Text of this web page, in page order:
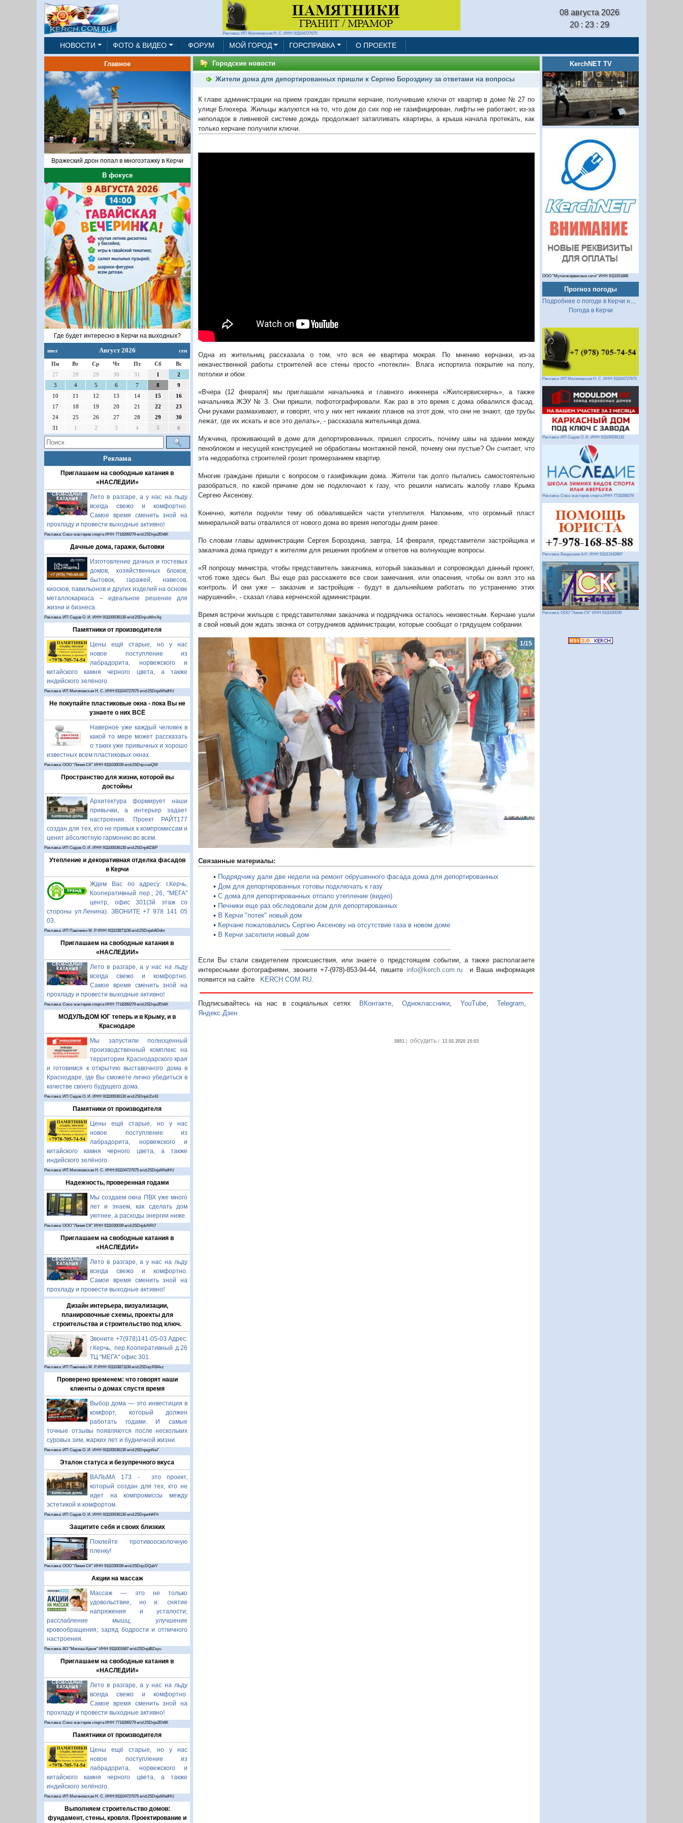
Реклама: ИП Миляновская Н. С. ИНН 911104727675
08 августа 2026
20 : 23 : 30
НОВОСТИ ФОТО & ВИДЕО ФОРУМ МОЙ ГОРОД ГОРСПРАВКА О ПРОЕКТЕ
Главное
Вражеский дрон попал в многоэтажку в Керчи
В фокусе
Где будет интересно в Керчи на выходных?
июл Август 2026 сен
Пн Вт Ср Чт Пт Сб
Вс
27
28 29 30 31 1
2
3
4 5 6 7 8
9
10
11 12 13 14 15
16
17
18 19 20 21 22
23
24
25 26 27 28 29
30
31
1 2 3 4 5 6
Реклама
Приглашаем на свободные катания в
«НАСЛЕДИИ»
Лето в разгаре, а у нас на льду
всегда свежо и комфортно.
Самое время сменить зной на
прохладу и провести выходные активно!
Реклама: Союз мастеров спорта ИНН 7718289279 erid:2SDnje2Eh6K
Дачные дома, гаражи, бытовки
Изготовление дачных и гостевых
домов, хозяйственных блоков,
бытовок, гаражей, навесов,
киосков, павильонов и других изделий на основе
металлокаркаса – идеальное решение для
жизни и бизнеса.
Реклама: ИП Седов О. И. ИНН 911100036130 erid:2SDnjcoMmXq
Памятники от производителя
Цены ещё старые, но у нас
новое поступление из
лабрадорита, норвежского и
китайского камня черного цвета, а также
индийского зелёного.
Реклама: ИП Миляновская Н. С. ИНН:911104727675 erid:2SDnjeWbdHU
Не покупайте пластиковые окна - пока Вы не
узнаете о них ВСЁ
Наверное уже каждый человек в
какой то мере может рассказать
о таких уже привычных и хорошо
известных всем пластиковых окнах.
Реклама: ООО "Линия СК" ИНН 9111030039 erid:2SDnjccooQW
Пространство для жизни, которой вы
достойны
Архитектура формирует наши
привычки, а интерьер задает
настроение. Проект РАЙТ177
создан для тех, кто не привык к компромиссам и
ценит абсолютную гармонию во всем.
Реклама: ИП Седов О. И. ИНН 911100036130 erid:2SDnjd4Z8iP
Утепление и декоративная отделка фасадов
в Керчи
Ждем Вас по адресу: г.Керчь,
Кооперативный пер., 26, "МЕГА"
центр, офис 301(3й этаж со
стороны ул.Ленина). ЗВОНИТЕ +7 978 141 05
03.
Реклама: ИП Павленко М. Р. ИНН 911103871108 erid:2SDnjehADdm
Приглашаем на свободные катания в
«НАСЛЕДИИ»
Лето в разгаре, а у нас на льду
всегда свежо и комфортно.
Самое время сменить зной на
прохладу и провести выходные активно!
Реклама: Союз мастеров спорта ИНН 7718289279 erid:2SDnje2Eh6K
МОДУЛЬДОМ ЮГ теперь и в Крыму, и в
Краснодаре
Мы запустили полноценный
производственный комплекс на
территории Краснодарского края
и готовимся к открытию выставочного дома в
Краснодаре, где Вы сможете лично убедиться в
качестве своего будущего дома.
Реклама: ИП Седов О. И. ИНН 911100036130 erid:2SDnjeLEz43
Памятники от производителя
Цены ещё старые, но у нас
новое поступление из
лабрадорита, норвежского и
китайского камня черного цвета, а также
индийского зелёного.
Реклама: ИП Миляновская Н. С. ИНН:911104727675 erid:2SDnjeWbdHU
Надежность, проверенная годами
Мы создаем окна ПВХ уже много
лет и знаем, как сделать дом
уютнее, а расходы энергии ниже.
Реклама: ООО "Линия СК" ИНН 9111030039 erid:2SDnjdvNRt7
Приглашаем на свободные катания в
«НАСЛЕДИИ»
Лето в разгаре, а у нас на льду
всегда свежо и комфортно.
Самое время сменить зной на
прохладу и провести выходные активно!
Дизайн интерьера, визуализации,
планировочные схемы, проекты для
строительства и строительство под ключ.
Звоните +7(978)141-05-03 Адрес:
г.Керчь, пер.Кооперативный д.26
ТЦ "МЕГА" офис 301.
Реклама: ИП Павленко М. Р. ИНН 911103871108 erid:2SDnjcRB4xz
Проверено временем: что говорят наши
клиенты о домах спустя время
Выбор дома — это инвестиция в
комфорт, который должен
работать годами. И самые
точные отзывы появляются после нескольких
суровых зим, жарких лет и будничной жизни.
Реклама: ИП Седов О. И. ИНН 911100036130 erid:2SDnjegnNa7
Эталон статуса и безупречного вкуса
ВАЛЬМА 173 - это проект,
который создан для тех, кто не
идет на компромиссы между
эстетикой и комфортом.
Реклама: ИП Седов О. И. ИНН 911100036130 erid:2SDnjenhKFh
Защитите себя и своих близких
Поклейте противоосколочную
пленку!
Реклама: ООО "Линия СК" ИНН 9111030039 erid:2SDnjcDQahY
Акции на массаж
Массаж — это не только
удовольствие, но и: снятие
напряжения и усталости;
расслабление мышц; улучшение
кровообращения; заряд бодрости и отличного
настроения.
Реклама: АО "Москва-Крым" ИНН 9111001687 erid:2SDnjdBZsyu
Приглашаем на свободные катания в
«НАСЛЕДИИ»
Лето в разгаре, а у нас на льду
всегда свежо и комфортно.
Самое время сменить зной на
прохладу и провести выходные активно!
Реклама: Союз мастеров спорта ИНН 7718289279 erid:2SDnje2Eh6K
Памятники от производителя
Цены ещё старые, но у нас
новое поступление из
лабрадорита, норвежского и
китайского камня черного цвета, а также
индийского зелёного.
Реклама: ИП Миляновская Н. С. ИНН:911104727675 erid:2SDnjeWbdHU
Выполняем строительство домов:
фундамент, стены, кровля. Проектирование и
Городские новости
Жители дома для депортированных пришли к Сергею Бороздину за ответами на вопросы
К главе администрации на прием граждан пришли керчане, получившие ключи от квартир в доме № 27 по
улице Блюхера. Жильцы жалуются на то, что дом до сих пор не газифицирован, лифты не работают, из-за
неполадок в ливневой системе дождь продолжает затапливать квартиры, а крыша начала протекать, как
только керчане получили ключи.
Одна из жительниц рассказала о том, что вся ее квартира мокрая. По мнению керчанки, из-за
некачественной работы строителей все стены просто «потекли». Влага испортила покрытие на полу,
потолки и обои.
«Вчера (12 февраля) мы приглашали начальника и главного инженера «Жилсервискерчь», а также
начальника ЖЭУ № 3. Они пришли, пофотографировали. Как раз в это время с дома обвалился фасад.
Они руками размахивают, и говорят, что у них нет никаких планов на этот дом, что они не знают, где трубы
лежат, где их искать и все это делать», - рассказала жительница дома.
Мужчина, проживающий в доме для депортированных, пришел спросить, почему швы на здании между
пеноблоком и несущей конструкцией не обработаны монтажной пеной, почему они пустые? Он считает, что
эта недоработка строителей грозит промерзанием квартир.
Многие граждане пришли с вопросом о газификации дома. Жители так долго пытались самостоятельно
разобраться, по какой причине дом не подключают к газу, что решили написать жалобу главе Крыма
Сергею Аксенову.
Конечно, жители подняли тему об обвалившейся части утеплителя. Напомним, что огромный пласт
минеральной ваты отвалился от нового дома во время непогоды днем ранее.
По словам главы администрации Сергея Бороздина, завтра, 14 февраля, представители застройщика и
заказчика дома приедут к жителям для решения проблем и ответов на волнующие вопросы.
«Я попрошу министра, чтобы представитель заказчика, который заказывал и сопровождал данный проект,
чтоб тоже здесь был. Вы еще раз расскажете все свои замечания, или опасения, чтобы он взял это на
контроль. И они уже – заказчик и застройщик - будут в дальнейшем работать по устранению этих
нарушений», - сказал глава керченской администрации.
Время встречи жильцов с представителями заказчика и подрядчика осталось неизвестным. Керчане ушли
в свой новый дом ждать звонка от сотрудников администрации, которые сообщат о грядущем собрании.
1/15
Предыдущий Следующий
Связанные материалы:
• Подрядчику дали две недели на ремонт обрушенного фасада дома для депортированных
• Дом для депортированных готовы подключать к газу
• С дома для депортированных отпало утепление (видео)
• Печники еще раз обследовали дом для депортированных
• В Керчи "потек" новый дом
• Керчане пожаловались Сергею Аксенову на отсутствие газа в новом доме
• В Керчи заселили новый дом
Если Вы стали свидетелем происшествия, или знаете о предстоящем событии, а также располагаете
интересными фотографиями, звоните +7-(978)-853-94-44, пишите info@kerch.com.ru и Ваша информация
появится на сайте
KERCH.COM.RU.
Подписывайтесь на нас в социальных сетях ВКонтакте, Одноклассники,YouTube,Telegram,
Яндекс.Дзен
5851| обсудить| 13.02.2020 15:03
KerchNET TV
ООО "Мультисервисные сети" ИНН 9111001888
Прогноз погоды
Подробнее о погоде в Керчи на 2 недели
Погода в Керчи
Реклама: ИП Миляновская Н. С. ИНН 911104727675
Реклама: ИП Седов О. И. ИНН 911100036130
Реклама: Союз мастеров спорта ИНН 7718289279
Реклама: Вандышев А.Н. ИНН 911113162887
Реклама: ООО "Линия СК" ИНН 9111030039